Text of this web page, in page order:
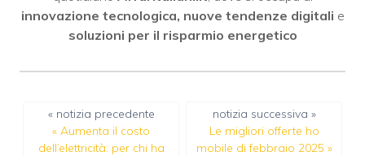
innovazione tecnologica, nuove tendenze digitali e
soluzioni per il risparmio energetico
« notizia precedente
« Aumenta il costo
dell’elettricità: per chi ha
notizia successiva »
Le migliori offerte ho
mobile di febbraio 2025 »